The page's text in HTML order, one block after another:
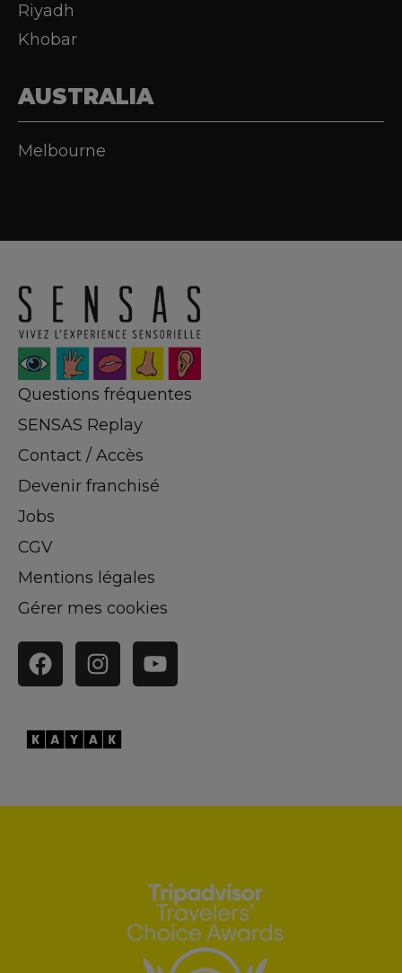
Riyadh
Khobar
AUSTRALIA
Melbourne
Questions fréquentes
SENSAS Replay
Contact / Accès
Devenir franchisé
Jobs
CGV
Mentions légales
Gérer mes cookies
FacebookInstagramYouTube